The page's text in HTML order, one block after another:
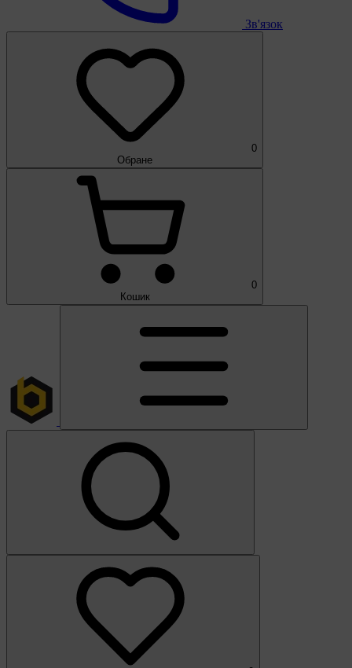
Зв'язок
0
Обране
0
Кошик